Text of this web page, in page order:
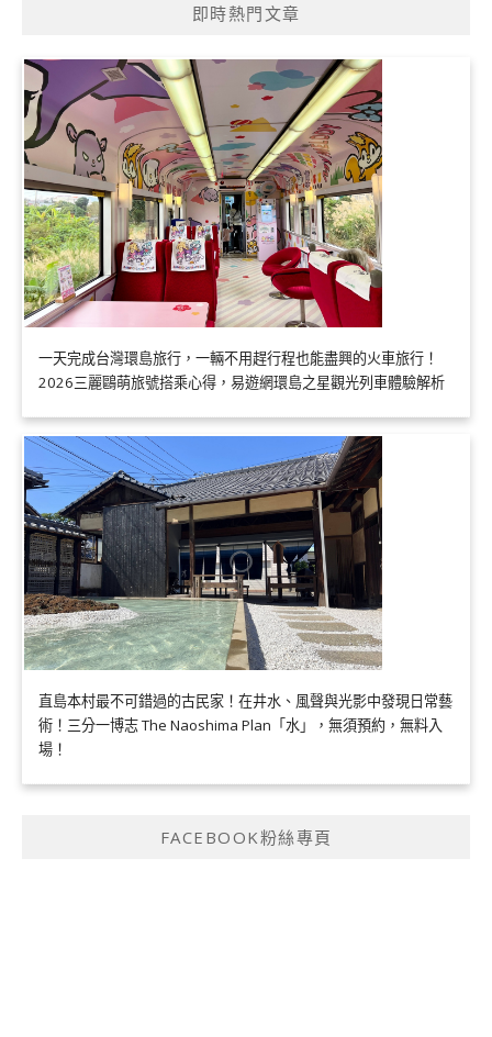
即時熱門文章
一天完成台灣環島旅行，一輛不用趕行程也能盡興的火車旅行！
2026三麗鷗萌旅號搭乘心得，易遊網環島之星觀光列車體驗解析
直島本村最不可錯過的古民家！在井水、風聲與光影中發現日常藝
術！三分一博志 The Naoshima Plan「水」，無須預約，無料入
場！
FACEBOOK粉絲專頁